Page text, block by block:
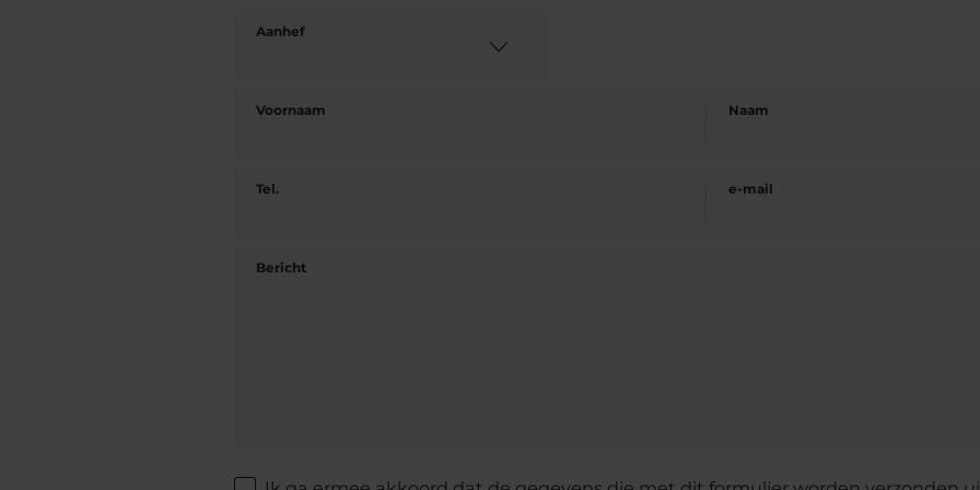
Aanhef
Voornaam Naam
Tel. e-mail
Bericht